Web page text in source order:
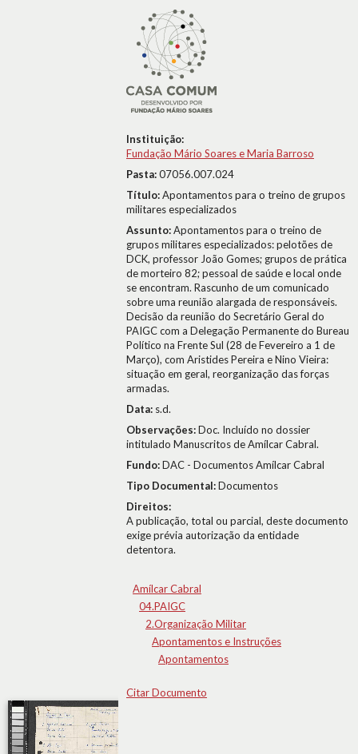
Instituição:
Fundação Mário Soares e Maria Barroso
Pasta:07056.007.024
Título:Apontamentos para o treino de grupos
militares especializados
Assunto:Apontamentos para o treino de
grupos militares especializados: pelotões de
DCK, professor João Gomes; grupos de prática
de morteiro 82; pessoal de saúde e local onde
se encontram. Rascunho de um comunicado
sobre uma reunião alargada de responsáveis.
Decisão da reunião do Secretário Geral do
PAIGC com a Delegação Permanente do Bureau
Político na Frente Sul (28 de Fevereiro a 1 de
Março), com Aristides Pereira e Nino Vieira:
situação em geral, reorganização das forças
armadas.
Data: s.d.
Observações:Doc. Incluído no dossier
intitulado Manuscritos de Amílcar Cabral.
Fundo:DAC - Documentos Amílcar Cabral
Tipo Documental:Documentos
Direitos:
A publicação, total ou parcial, deste documento
exige prévia autorização da entidade
detentora.
Amílcar Cabral
04.PAIGC
2.Organização Militar
Apontamentos e Instruções
Apontamentos
Citar Documento